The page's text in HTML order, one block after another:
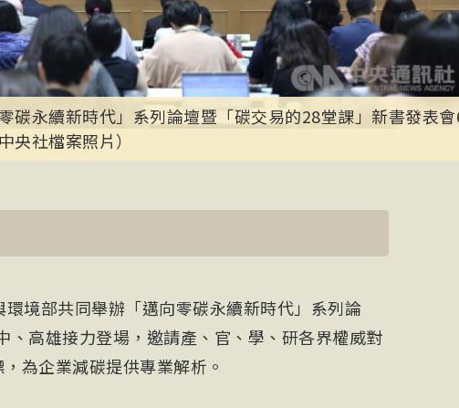
零碳永續新時代」系列論壇暨「碳交易的28堂課」新書發表
央社檔案照片）
環境部共同舉辦「邁向零碳永續新時代」系列論
、高雄接力登場，邀請產、官、學、研各界權威對
為企業減碳提供專業解析。